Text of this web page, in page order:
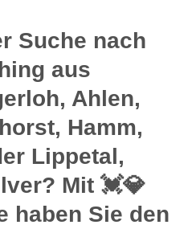
Suche nach
aus
Ahlen,
Hamm,
Lippetal,
Mit 💓️💎
haben Sie den